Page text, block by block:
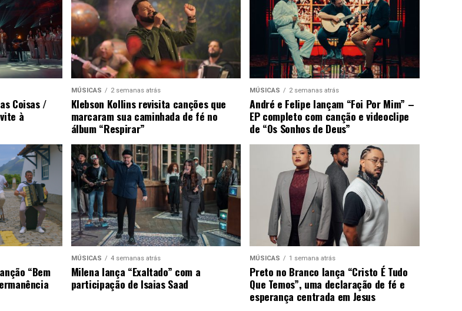
Coisas /
à
MÚSICAS 2 semanas atrás
Klebson Kollins revisita canções que
marcaram sua caminhada de fé no
álbum “Respirar”
MÚSICAS 2 semanas atrás
André e Felipe lançam “Foi Por Mim” –
EP completo com canção e videoclipe
de “Os Sonhos de Deus”
“Bem
MÚSICAS 4 semanas atrás
Milena lança “Exaltado” com a
participação de Isaias Saad
MÚSICAS 1 semana atrás
Preto no Branco lança “Cristo É Tudo
Que Temos”, uma declaração de fé e
esperança centrada em Jesus